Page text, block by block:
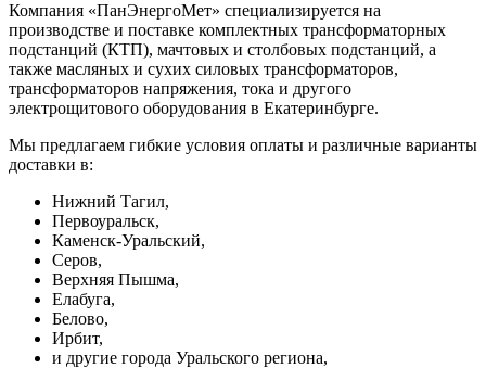
Компания «ПанЭнергоМет» специализируется на
производстве и поставке комплектных трансформаторных
подстанций (КТП), мачтовых и столбовых подстанций, а
также масляных и сухих силовых трансформаторов,
трансформаторов напряжения, тока и другого
электрощитового оборудования в Екатеринбурге.
Мы предлагаем гибкие условия оплаты и различные варианты
доставки в:
Нижний Тагил,
Первоуральск,
Каменск-Уральский,
Серов,
Верхняя Пышма,
Елабуга,
Белово,
Ирбит,
и другие города Уральского региона,